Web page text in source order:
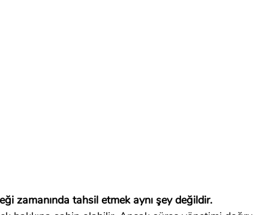
zamanında tahsil etmek aynı şey değildir.